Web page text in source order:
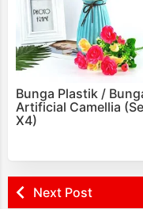
Bunga Plastik /
Artificial Camellia
X4)
Next Post